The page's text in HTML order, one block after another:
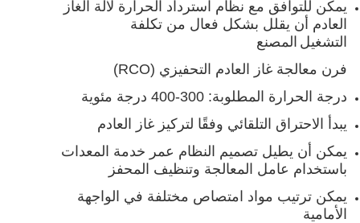
يمكن للتوافق مع نظام استرداد الحرارة لآلة الغاز
العادم أن يقلل بشكل فعال من تكلفة
التشغيل المصنع
فرن معالجة غاز العادم التحفيزي (RCO)
درجة الحرارة المطلوبة: 300-400 درجة مئوية
يبدأ الاحتراق التلقائي وفقًا لتركيز غاز العادم
يمكن أن يطيل تصميم النظام عمر خدمة المعدات
باستخدام عامل المعالجة وتنظيف المحفز
يمكن ترتيب مواد امتصاص مختلفة في الواجهة
الأمامية